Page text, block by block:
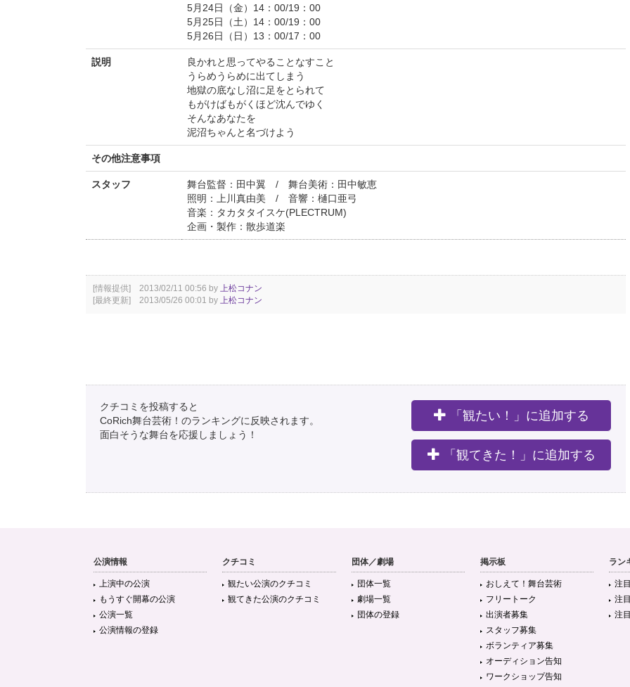
5月24日（金）14：00/19：00
5月25日（土）14：00/19：00
5月26日（日）13：00/17：00
説明
良かれと思ってやることなすこと
うらめうらめに出てしまう
地獄の底なし沼に足をとられて
もがけばもがくほど沈んでゆく
そんなあなたを
泥沼ちゃんと名づけよう
その他注意事項
スタッフ
舞台監督：田中翼 / 舞台美術：田中敏恵
照明：上川真由美 / 音響：樋口亜弓
音楽：タカタタイスケ(PLECTRUM)
企画・製作：散歩道楽
[情報提供] 2013/02/11 00:56 by
上松コナン
[最終更新] 2013/05/26 00:01 by
上松コナン
クチコミを投稿すると
CoRich舞台芸術！のランキングに反映されます。
面白そうな舞台を応援しましょう！
「観たい！」に追加する
「観てきた！」に追加する
公演情報
上演中の公演
もうすぐ開幕の公演
公演一覧
公演情報の登録
クチコミ
観たい公演のクチコミ
観てきた公演のクチコミ
団体／劇場
団体一覧
劇場一覧
団体の登録
掲示板
おしえて！舞台芸術
フリートーク
出演者募集
スタッフ募集
ボランティア募集
オーディション告知
ワークショップ告知
ラン
注
注
注